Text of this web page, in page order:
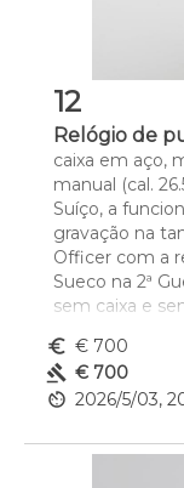
12
Relógio de
caixa em aço,
manual (cal.
Suíço, a
gravação na
Officer com a
Sueco na 2ª
sem caixa e
euro_symbol € 700
gavel € 700
av_timer 2026/5/03,